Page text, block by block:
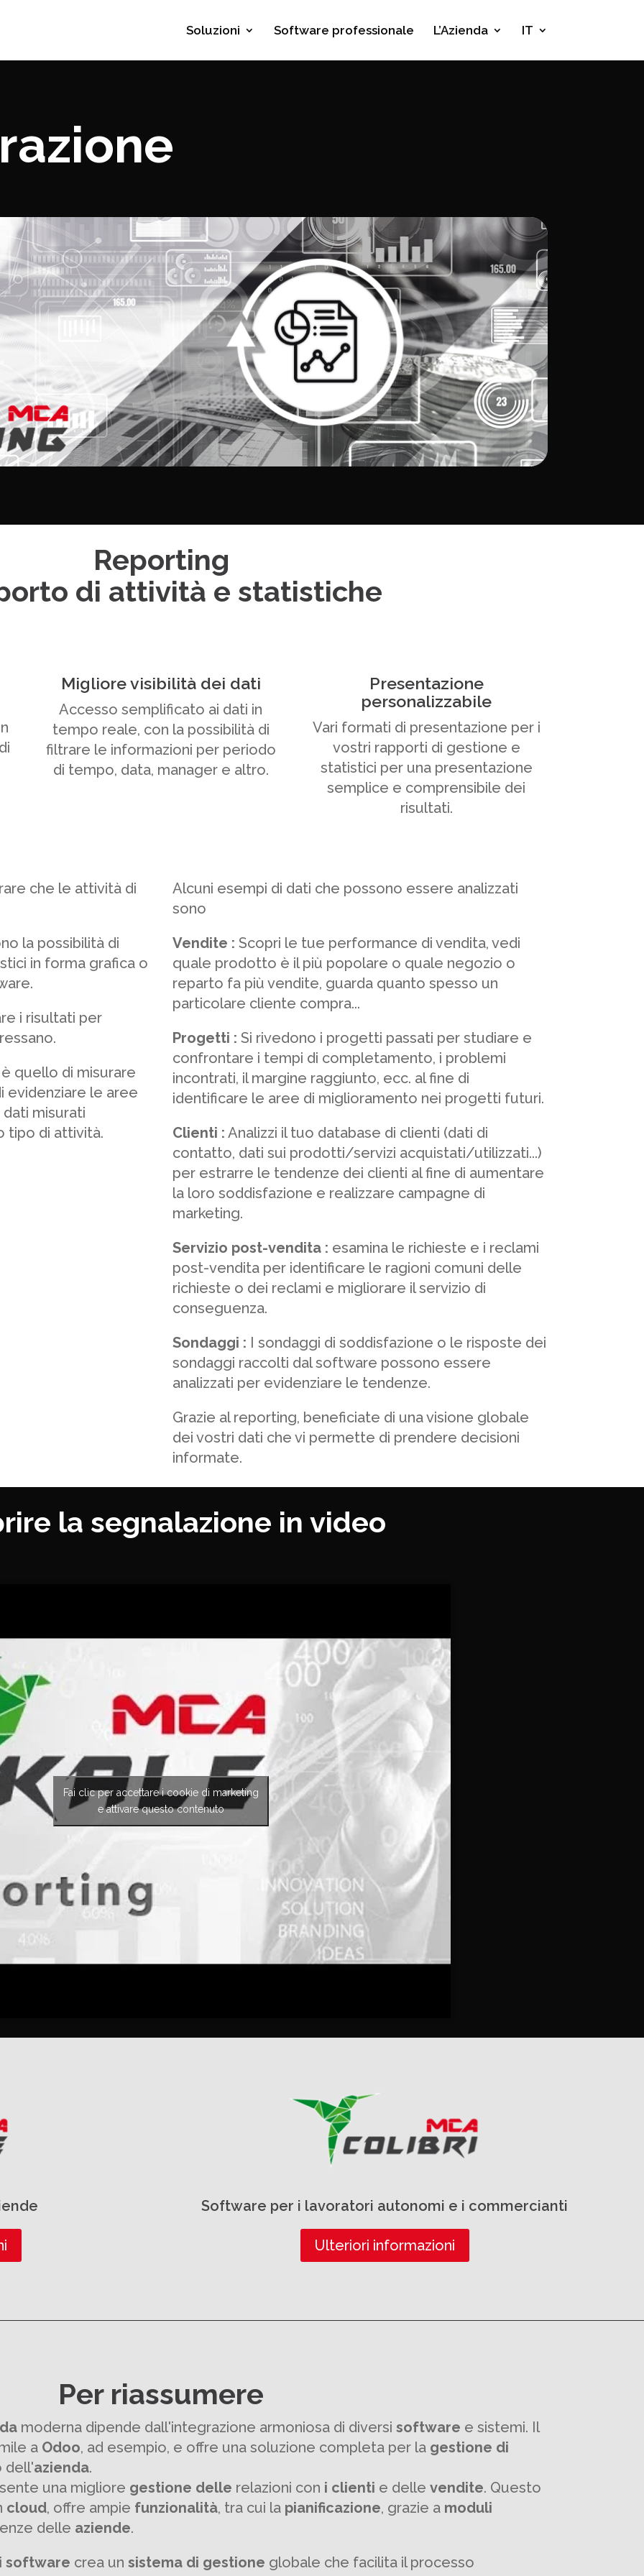
Soluzioni Software professionale L’Azienda IT
Reporting
di attività e statistiche
Migliore visibilità dei dati
Accesso semplificato ai dati in
tempo reale, con la possibilità di
filtrare le informazioni per periodo
di tempo, data, manager e altro.
Presentazione
personalizzabile
Vari formati di presentazione per i
vostri rapporti di gestione e
statistici per una presentazione
semplice e comprensibile dei
risultati.
che le attività di
la possibilità di
in forma grafica o
i risultati per
quello di misurare
evidenziare le aree
misurati
tipo di attività.
Alcuni esempi di dati che possono essere analizzati
sono
Vendite : Scopri le tue performance di vendita, vedi
quale prodotto è il più popolare o quale negozio o
reparto fa più vendite, guarda quanto spesso un
particolare cliente compra...
Progetti : Si rivedono i progetti passati per studiare e
confrontare i tempi di completamento, i problemi
incontrati, il margine raggiunto, ecc. al fine di
identificare le aree di miglioramento nei progetti futuri.
Clienti : Analizzi il tuo database di clienti (dati di
contatto, dati sui prodotti/servizi acquistati/utilizzati...)
per estrarre le tendenze dei clienti al fine di aumentare
la loro soddisfazione e realizzare campagne di
marketing.
Servizio post-vendita : esamina le richieste e i reclami
post-vendita per identificare le ragioni comuni delle
richieste o dei reclami e migliorare il servizio di
conseguenza.
Sondaggi : I sondaggi di soddisfazione o le risposte dei
sondaggi raccolti dal software possono essere
analizzati per evidenziare le tendenze.
Grazie al reporting, beneficiate di una visione globale
dei vostri dati che vi permette di prendere decisioni
informate.
la segnalazione in video
Fai clic per accettare i cookie di marketing
e attivare questo contenuto
Software per i lavoratori autonomi e i commercianti
Ulteriori informazioni
Per riassumere
moderna dipende dall'integrazione armoniosa di diversisoftware e sistemi. Il
a Odoo, ad esempio, e offre una soluzione completa per la gestione di
dell'azienda.
una migliore gestione delle relazioni con i clienti e dellevendite. Questo
cloud, offre ampie funzionalità, tra cui la pianificazione, grazie a moduli
delle aziende.
software crea unsistema di gestione globale che facilita il processo